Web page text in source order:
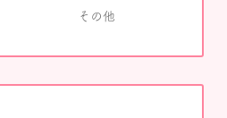
その他